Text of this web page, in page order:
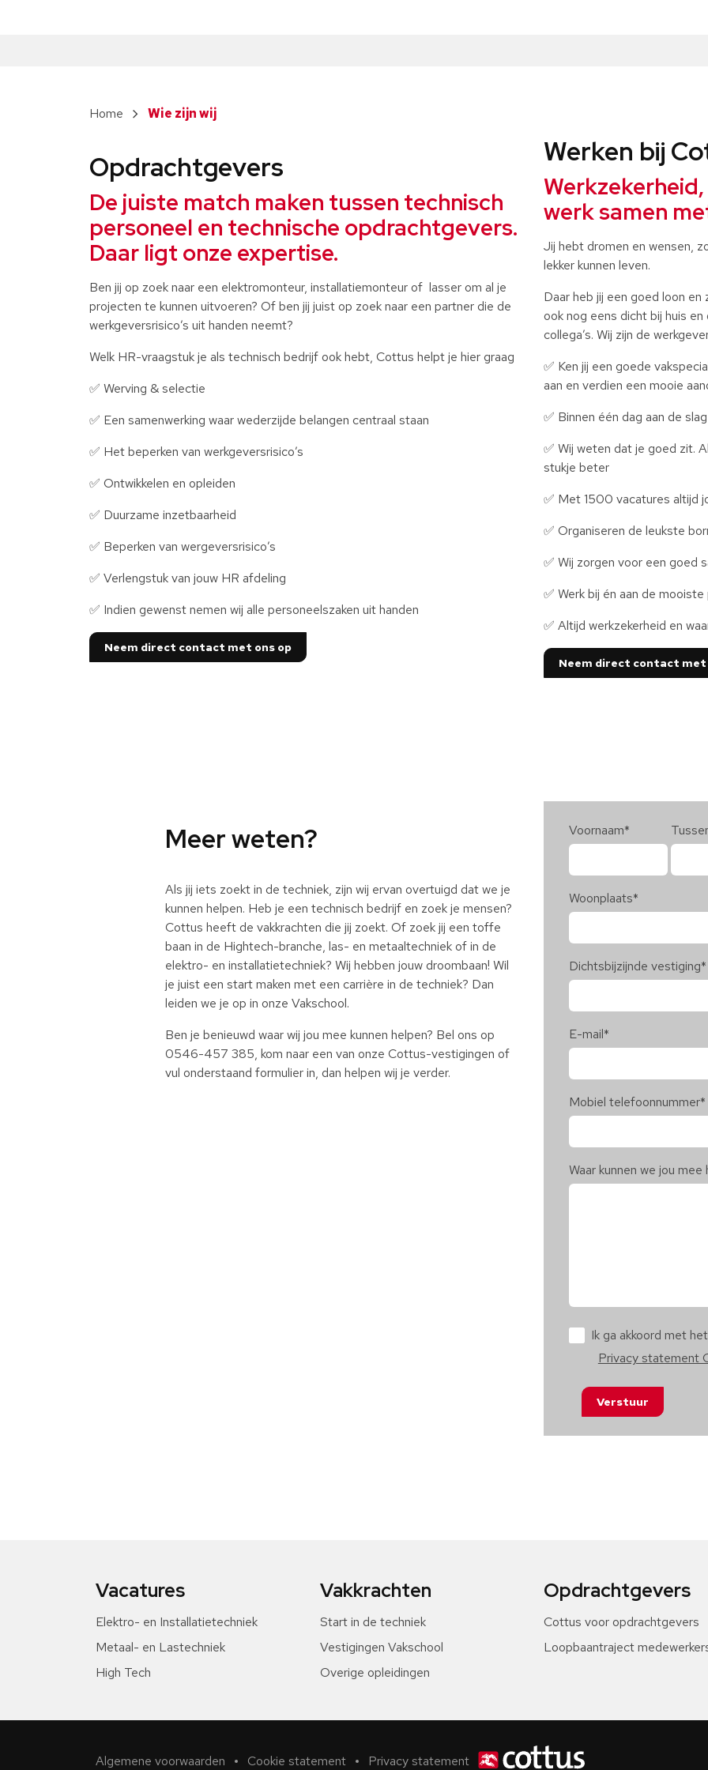
Wie zijn wij
Opdrachtgevers
De juiste match maken tussen technisch
personeel en technische opdrachtgevers.
Daar ligt onze expertise.
Ben jij op zoek naar een elektromonteur, installatiemonteur of lasser om al je
projecten te kunnen uitvoeren? Of ben jij juist op zoek naar een partner die de
werkgeversrisico’s uit handen neemt?
Welk HR-vraagstuk je als technisch bedrijf ook hebt, Cottus helpt je hier graag
✅ Werving & selectie
✅ Een samenwerking waar wederzijde belangen centraal staan
✅ Het beperken van werkgeversrisico’s
✅ Ontwikkelen en opleiden
✅ Duurzame inzetbaarheid
✅ Beperken van wergeversrisico’s
✅ Verlengstuk van jouw HR afdeling
✅ Indien gewenst nemen wij alle personeelszaken uit handen
Neem direct contact met ons op
Werken bij
werk samen
Jij hebt dromen en wensen,
lekker kunnen leven.
Daar heb jij een goed loon
ook nog eens dicht bij huis
collega’s. Wij zijn de
✅ Ken jij een goede
aan en verdien een mooie
✅ Binnen één dag aan de slag
✅ Wij weten dat je goed zit.
stukje beter
✅ Met 1500 vacatures altijd
✅ Organiseren de leukste
✅ Wij zorgen voor een goed
✅ Werk bij én aan de
✅ Altijd werkzekerheid en
Neem direct contact met
Meer weten?
Als jij iets zoekt in de techniek, zijn wij ervan overtuigd dat we je
kunnen helpen. Heb je een technisch bedrijf en zoek je mensen?
Cottus heeft de vakkrachten die jij zoekt. Of zoek jij een toffe
baan in de Hightech-branche, las- en metaaltechniek of in de
elektro- en installatietechniek? Wij hebben jouw droombaan! Wil
je juist een start maken met een carrière in de techniek? Dan
leiden we je op in onze Vakschool.
Ben je benieuwd waar wij jou mee kunnen helpen? Bel ons op
0546-457 385, kom naar een van onze Cottus-vestigingen of
vul onderstaand formulier in, dan helpen wij je verder.
Voornaam*
Woonplaats*
Dichtsbijzijnde vestiging*
E-mail*
Mobiel telefoonnummer*
Waar kunnen we jou mee
Ik ga akkoord met
Privacy statement
Verstuur
Vacatures
Elektro- en Installatietechniek
Metaal- en Lastechniek
High Tech
Vakkrachten
Start in de techniek
Vestigingen Vakschool
Overige opleidingen
Opdrachtgevers
Cottus voor opdrachtgevers
Loopbaantraject
Algemene voorwaarden Cookie statement Privacy statement